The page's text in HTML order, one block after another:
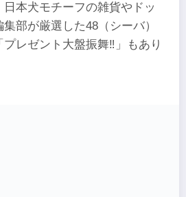
本犬モチーフの雑貨やドッ
部が厳選した48（シーバ）
レゼント大盤振舞‼︎」もあり